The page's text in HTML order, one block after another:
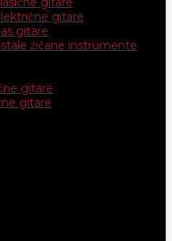
gitare
gitare
žičane instrumente
gitare
gitare